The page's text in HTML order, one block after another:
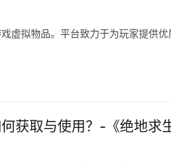
虚拟物品。平台致力于为玩家提供
获取与使用？-《绝地求